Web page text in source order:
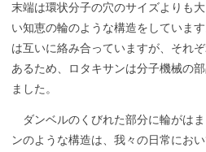
末端は環状分子の穴のサイズよりも
い知恵の輪のような構造をしていま
は互いに絡み合っていますが、それ
あるため、ロタキサンは分子機械の
ました。
ダンベルのくびれた部分に輪がは
ンのような構造は、我々の日常にお